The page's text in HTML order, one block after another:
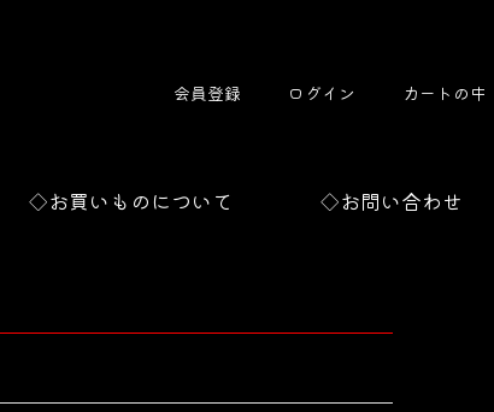
会員登録 ログイン カートの中
◇お買いものについて ◇お問い合わせ